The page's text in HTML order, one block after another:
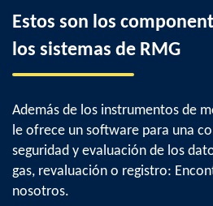
Estos son los
los sistemas de RMG
Además de los instrumentos de
le ofrece un software para una
seguridad y evaluación de los
gas, revaluación o registro:
nosotros.